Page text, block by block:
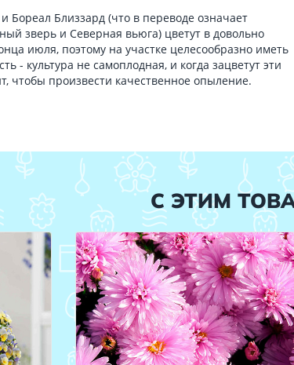
Бореал Близзард (что в переводе означает
зверь и Северная вьюга) цветут в довольно
июля, поэтому на участке целесообразно иметь
- культура не самоплодная, и когда зацветут эти
чтобы произвести качественное опыление.
С ЭТИМ